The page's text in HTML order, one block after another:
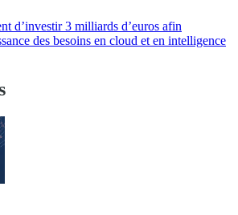
d’investir 3 milliards d’euros afin
des besoins en cloud et en intelligence